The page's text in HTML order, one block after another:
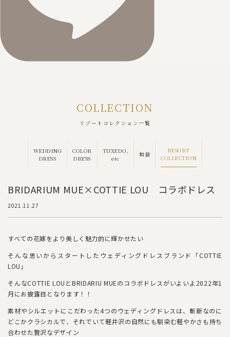
COLLECTION
リゾートコレクション一覧
WEDDING
DRESS
COLOR
DRESS
TUXEDO,
etc
和装
RESORT
COLLECTION
BRIDARIUM MUE×COTTIE LOU コラボドレス
2021.11.27
すべての花嫁をより美しく魅力的に輝かせたい
そんな思いからスタートしたウェディングドレスブランド「COTTIE
LOU」
そんなCOTTIE LOUとBRIDARIU MUEのコラボドレスがいよいよ2022年1
月にお披露目となります！！
素材やシルエットにこだわった4つのウェディングドレスは、斬新なのに
どこかクラシカルで、それでいて軽井沢の自然にも馴染む軽やかさも持ち
合わせた贅沢なデザイン